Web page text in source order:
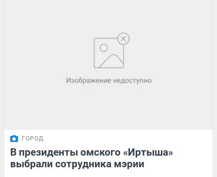
ГОРОД
В президенты омского «Иртыша»
выбрали сотрудника мэрии